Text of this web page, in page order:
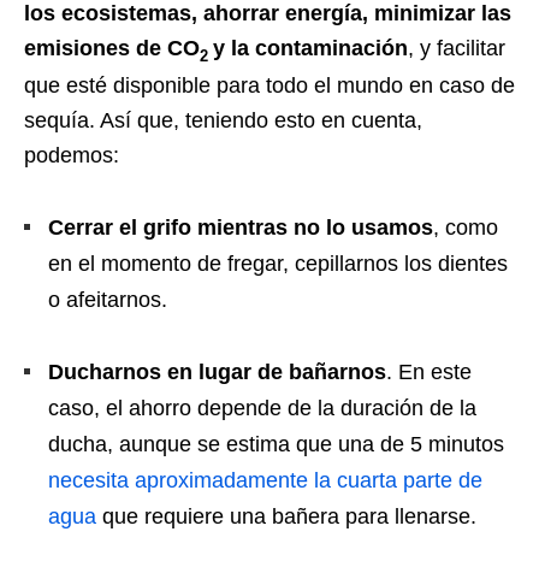
los ecosistemas, ahorrar energía, minimizar las
emisiones de CO2 y la contaminación, y facilitar
que esté disponible para todo el mundo en caso de
sequía. Así que, teniendo esto en cuenta,
podemos:
Cerrar el grifo mientras no lo usamos, como
en el momento de fregar, cepillarnos los dientes
o afeitarnos.
Ducharnos en lugar de bañarnos. En este
caso, el ahorro depende de la duración de la
ducha, aunque se estima que una de 5 minutos
necesita aproximadamente la cuarta parte de
agua que requiere una bañera para llenarse.